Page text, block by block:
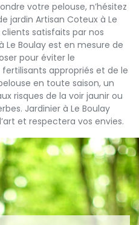
votre pelouse, n’hésitez
jardin Artisan Coteux à Le
satisfaits par nos
Le Boulay est en mesure de
pour éviter le
appropriés et de le
en toute saison, un
risques de la voir jaunir ou
Jardinier à Le Boulay
et respectera vos envies.